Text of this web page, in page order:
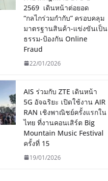
2569 เดินหน้าต่อยอด
“กลไกร่วมกำกับ” ครอบคลุม
มาตรฐานสินค้า-แข่งขันเป็น
ธรรม-ป้องกัน Online
Fraud
22/01/2026
AIS ร่วมกับ ZTE เดินหน้า
5G อัจฉริยะ เปิดใช้งาน AIR
RAN เชิงพาณิชย์ครั้งแรกใน
ไทย ที่งานคอนเสิร์ต Big
Mountain Music Festival
ครั้งที่ 15
19/01/2026